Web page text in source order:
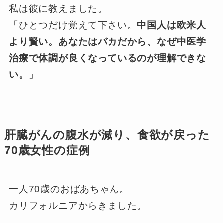
私は彼に教えました。
「ひとつだけ覚えて下さい。 中国人は欧米人
より賢い。あなたはバカだから、なぜ中医学
治療で体調が良くなっているのが理解できな
い。
」
肝臓がんの腹水が減り、食欲が戻った
70歳女性の症例
一人70歳のおばあちゃん。
カリフォルニアからきました。